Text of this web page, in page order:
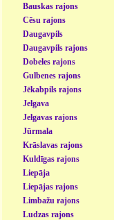
Bauskas rajons
Cēsu rajons
Daugavpils
Daugavpils rajons
Dobeles rajons
Gulbenes rajons
Jēkabpils rajons
Jelgava
Jelgavas rajons
Jūrmala
Krāslavas rajons
Kuldīgas rajons
Liepāja
Liepājas rajons
Limbažu rajons
Ludzas rajons